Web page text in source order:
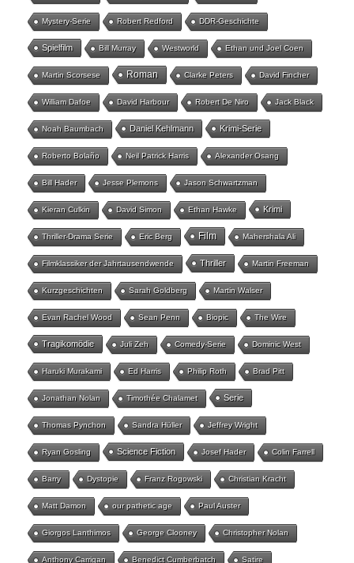
Mystery-Serie Robert Redford DDR-Geschichte
Spielfilm Bill Murray Westworld Ethan und Joel Coen
Martin Scorsese Roman Clarke Peters David Fincher
William Dafoe David Harbour Robert De Niro Jack Black
Noah Baumbach Daniel Kehlmann Krimi-Serie
Roberto Bolaño Neil Patrick Harris Alexander Osang
Bill Hader Jesse Plemons Jason Schwartzman
Kieran Culkin David Simon Ethan Hawke Krimi
Thriller-Drama Serie Eric Berg Film Mahershala Ali
Filmklassiker der Jahrtausendwende Thriller Martin Freeman
Kurzgeschichten Sarah Goldberg Martin Walser
Evan Rachel Wood Sean Penn Biopic The Wire
Tragikomödie Juli Zeh Comedy-Serie Dominic West
Haruki Murakami Ed Harris Philip Roth Brad Pitt
Jonathan Nolan Timothée Chalamet Serie
Thomas Pynchon Sandra Hüller Jeffrey Wright
Ryan Gosling Science Fiction Josef Hader Colin Farrell
Barry Dystopie Franz Rogowski Christian Kracht
Matt Damon our pathetic age Paul Auster
Giorgos Lanthimos George Clooney Christopher Nolan
Anthony Carrigan Benedict Cumberbatch Satire